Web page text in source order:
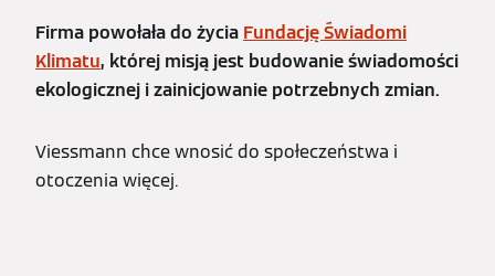
Firma powołała do życia Fundację Świadomi
Klimatu, której misją jest budowanie świadomości
ekologicznej i zainicjowanie potrzebnych zmian.
Viessmann chce wnosić do społeczeństwa i
otoczenia więcej.